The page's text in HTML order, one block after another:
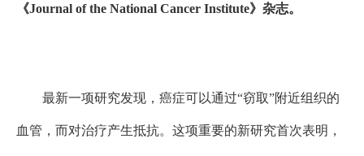
《Journal of the National Cancer Institute》杂志。
最新一项研究发现，癌症可以通过“窃取”附近组织的
血管，而对治疗产生抵抗。这项重要的新研究首次表明，